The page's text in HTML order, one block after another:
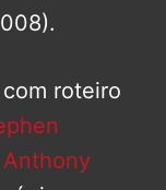
roteiro